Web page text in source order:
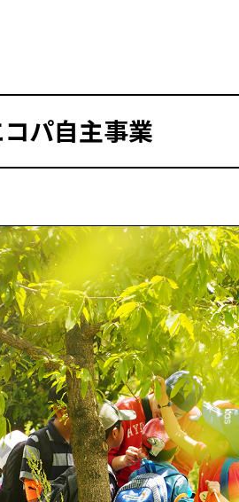
パ自主事業